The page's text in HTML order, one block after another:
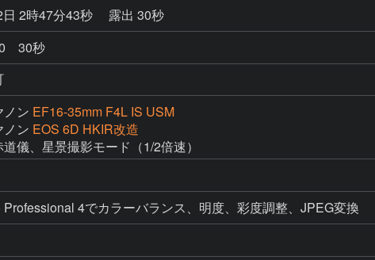
2時47分43秒
露出 30秒
30秒
ン EF16-35mm F4L IS USM
ノン EOS 6D HKIR改造
儀、星景撮影モード（1/2倍速）
4でカラーバランス、明度、彩度調整、JPEG変換